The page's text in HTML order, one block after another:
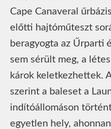
Cape Canaveral
előtti hajtóműteszt
beragyogta az Űrparti
sem sérült meg, a
károk keletkezhettek.
szerint a baleset a
indítóállomáson
egyetlen hely,